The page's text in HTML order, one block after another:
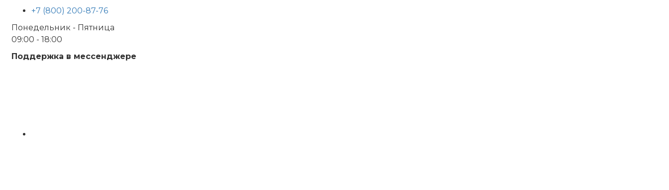
+7 (800) 200-87-76
Понедельник - Пятница
09:00 - 18:00
Поддержка в мессенджере